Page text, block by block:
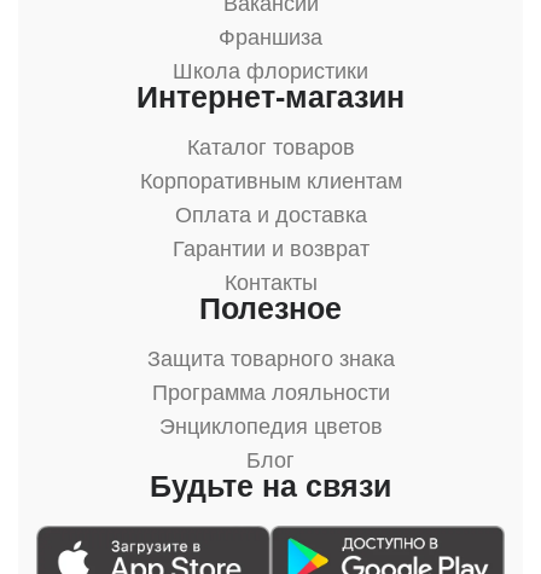
Франшиза
Школа флористики
Интернет-магазин
Каталог товаров
Корпоративным клиентам
Оплата и доставка
Гарантии и возврат
Контакты
Полезное
Защита товарного знака
Программа лояльности
Энциклопедия цветов
Блог
Будьте на связи